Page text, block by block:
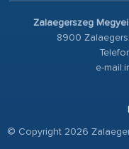
Zalaegerszeg
8900
e-
© Copyright 2026